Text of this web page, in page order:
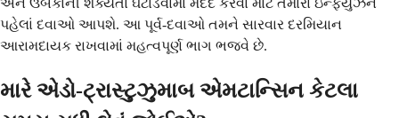
અને ઉબકાની શક્યતા ઘટાડવામાં મદદ કરવા માટે તમારા ઇન્ફ્યુઝન
પહેલાં દવાઓ આપશે. આ પૂર્વ-દવાઓ તમને સારવાર દરમિયાન
આરામદાયક રાખવામાં મહત્વપૂર્ણ ભાગ ભજવે છે.
મારે એડો-ટ્રાસ્ટુઝુમાબ એમટાન્સિન કેટલા